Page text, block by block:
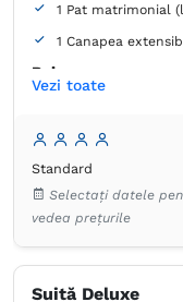
1 Pat matrimonial
1 Canapea
Baie
Dulap
Canale prin cablu
Alarmă de securitate
Articole de toaletă
Vezi toate
Standard
Selectați datele
vedea prețurile
Suită Deluxe